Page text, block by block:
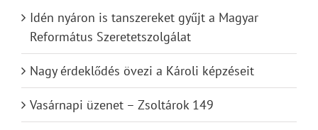
Idén nyáron is tanszereket gyűjt a Magyar
Református Szeretetszolgálat
Nagy érdeklődés övezi a Károli képzéseit
Vasárnapi üzenet – Zsoltárok 149